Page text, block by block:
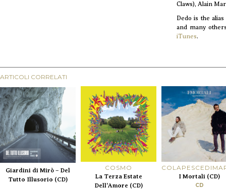
Claws), Alain
Dedo is the
and many
iTunes.
ARTICOLI CORRELATI
Giardini di Mirò – Del
Tutto Illusorio (CD)
COSMO
La Terza Estate
Dell’Amore (CD)
I Mortali (CD)
CD